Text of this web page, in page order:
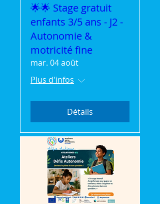
🌟🌟 Stage gratuit
enfants 3/5 ans - J2 -
Autonomie &
motricité fine
mar. 04 août
Plus d'infos
Détails